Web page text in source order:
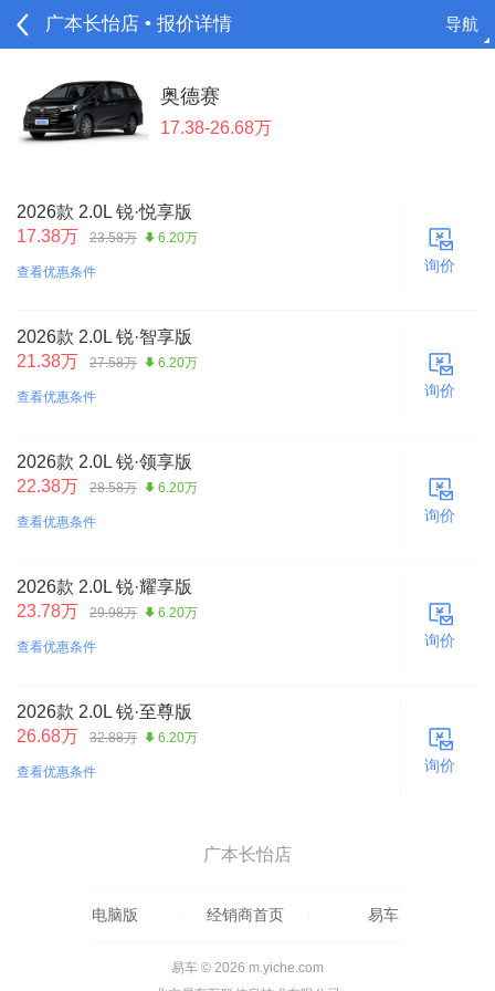
广本长怡店 • 报价详情 导航
奥德赛
17.38-26.68万
2026款 2.0L 锐·悦享版
17.38万
23.58万 6.20万
查看优惠条件 询价
2026款 2.0L 锐·智享版
21.38万
27.58万 6.20万
查看优惠条件 询价
2026款 2.0L 锐·领享版
22.38万
28.58万 6.20万
查看优惠条件 询价
2026款 2.0L 锐·耀享版
23.78万
29.98万 6.20万
查看优惠条件 询价
2026款 2.0L 锐·至尊版
26.68万
32.88万 6.20万
查看优惠条件 询价
广本长怡店
电脑版 经销商首页 易车
易车 © 2026 m.yiche.com